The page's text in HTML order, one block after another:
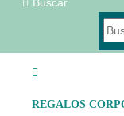
REGALOS